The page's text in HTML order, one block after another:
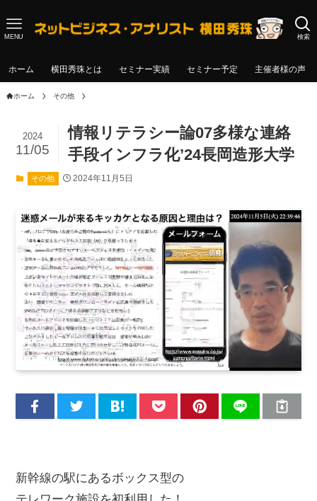
検索
MENU
ホーム 横田秀珠とは セミナー実績 セミナー予定 主催者様の声
ホーム その他
情報リテラシー論07多様な連絡
手段インフラ化’24長岡造形大学
2024
11/05
その他 2024年11月5日
新幹線の駅にあるボックス型の